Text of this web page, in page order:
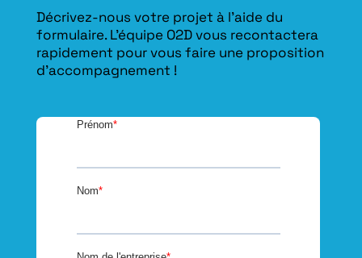
Décrivez-nous votre projet à l’aide du
formulaire. L'équipe O2D vous recontactera
rapidement pour vous faire une proposition
d’accompagnement !